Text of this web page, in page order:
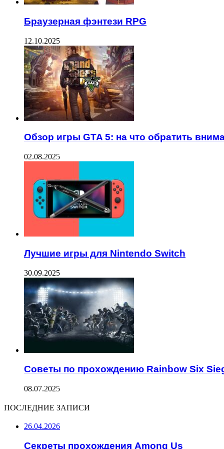
Браузерная фэнтези RPG
12.10.2025
Обзор игры GTA 5: на что обратить
02.08.2025
Лучшие игры для Nintendo Switch
30.09.2025
Советы по прохождению Rainbow Six
08.07.2025
ПОСЛЕДНИЕ ЗАПИСИ
26.04.2026
Секреты прохождения Among Us